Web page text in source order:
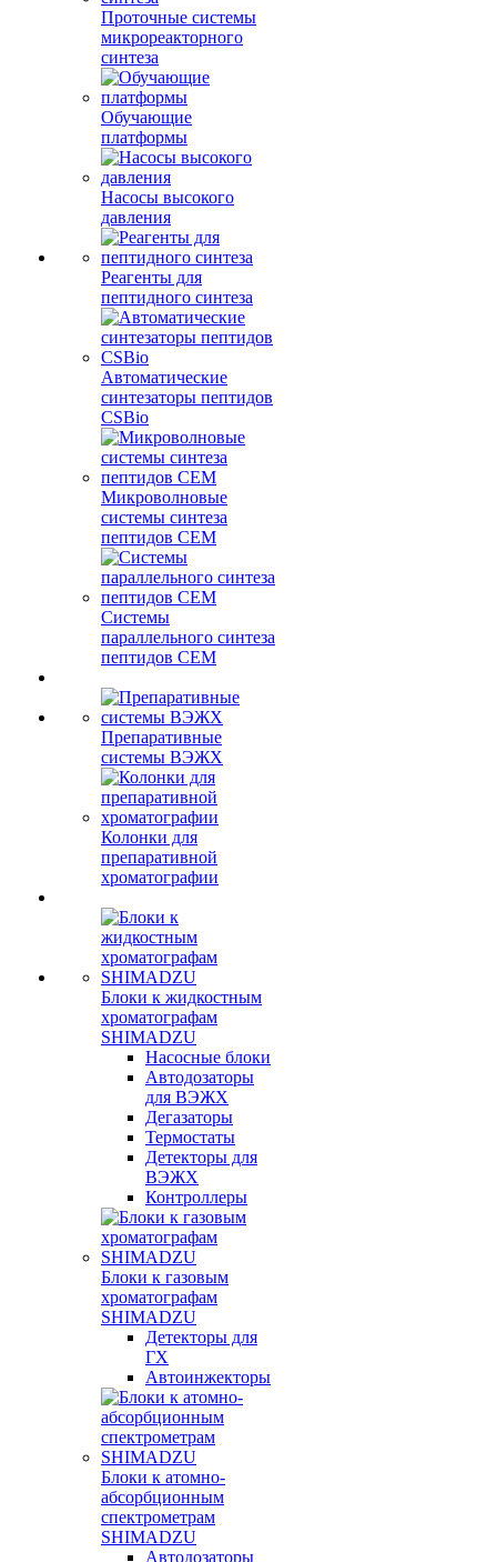
Проточные системы
микрореакторного
синтеза
Обучающие
платформы
Насосы высокого
давления
Реагенты для
пептидного синтеза
Автоматические
синтезаторы пептидов
CSBio
Микроволновые
системы синтеза
пептидов CEM
Системы
параллельного синтеза
пептидов CEM
Препаративные
системы ВЭЖХ
Колонки для
препаративной
хроматографии
Блоки к жидкостным
хроматографам
SHIMADZU
Насосные блоки
Автодозаторы
для ВЭЖХ
Дегазаторы
Термостаты
Детекторы для
ВЭЖХ
Контроллеры
Блоки к газовым
хроматографам
SHIMADZU
Детекторы для
ГХ
Автоинжекторы
Блоки к атомно-
абсорбционным
спектрометрам
SHIMADZU
Автодозаторы